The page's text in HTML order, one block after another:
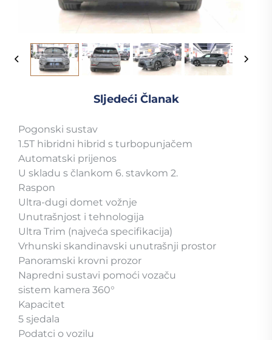
Sljedeći Članak
Pogonski sustav
1.5T hibridni hibrid s turbopunjačem
Automatski prijenos
U skladu s člankom 6. stavkom 2.
Raspon
Ultra-dugi domet vožnje
Unutrašnjost i tehnologija
Ultra Trim (najveća specifikacija)
Vrhunski skandinavski unutrašnji prostor
Panoramski krovni prozor
Napredni sustavi pomoći vozaču
sistem kamera 360°
Kapacitet
5 sjedala
Podatci o vozilu